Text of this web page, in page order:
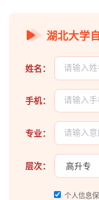
湖北大学
姓名：
手机：
专业：
层次：
个人信息